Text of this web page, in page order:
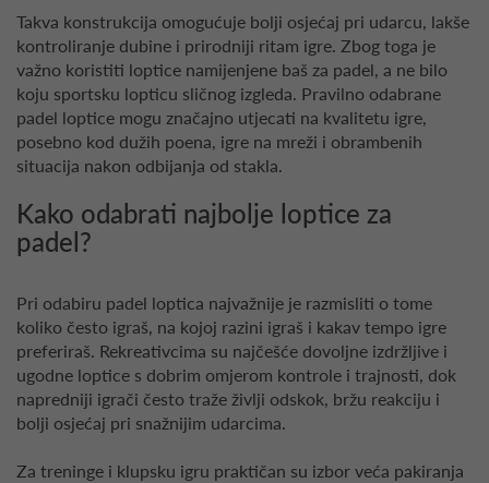
Takva konstrukcija omogućuje bolji osjećaj pri udarcu, lakše
kontroliranje dubine i prirodniji ritam igre. Zbog toga je
važno koristiti loptice namijenjene baš za padel, a ne bilo
koju sportsku lopticu sličnog izgleda. Pravilno odabrane
padel loptice mogu značajno utjecati na kvalitetu igre,
posebno kod dužih poena, igre na mreži i obrambenih
situacija nakon odbijanja od stakla.
Kako odabrati najbolje loptice za
padel?
Pri odabiru padel loptica najvažnije je razmisliti o tome
koliko često igraš, na kojoj razini igraš i kakav tempo igre
preferiraš. Rekreativcima su najčešće dovoljne izdržljive i
ugodne loptice s dobrim omjerom kontrole i trajnosti, dok
napredniji igrači često traže življi odskok, bržu reakciju i
bolji osjećaj pri snažnijim udarcima.
Za treninge i klupsku igru praktičan su izbor veća pakiranja